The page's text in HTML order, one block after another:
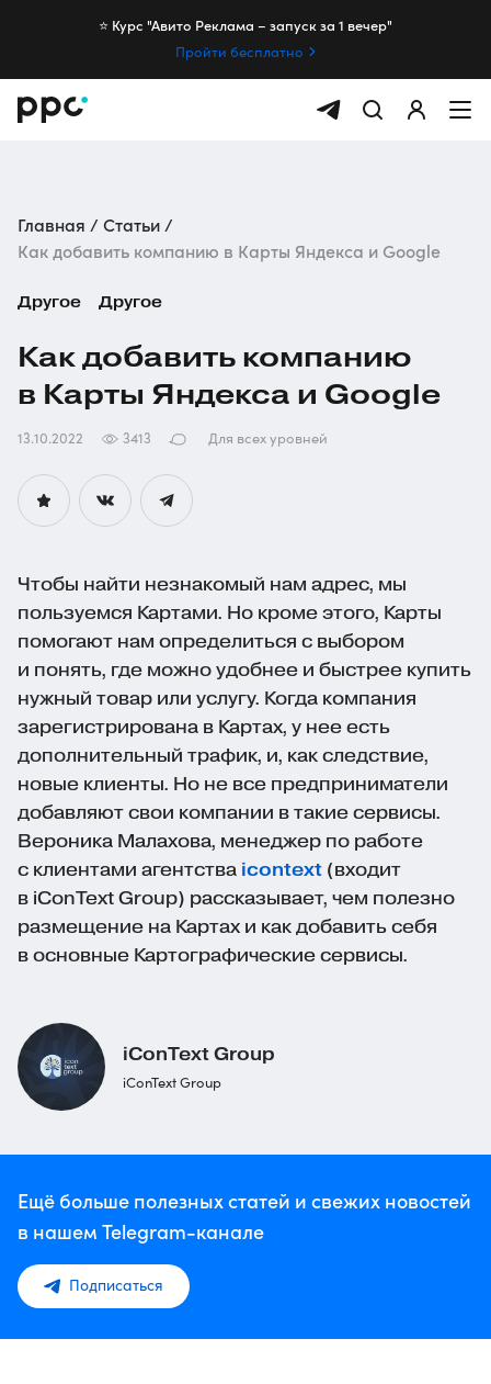
⭐️ Курс "Авито Реклама – запуск за 1 вечер"
Пройти бесплатно
Главная
Статьи
Как добавить компанию в Карты Яндекса и Google
Другое Другое
Как добавить компанию
в Карты Яндекса и Google
13.10.2022 3413 Для всех уровней
Чтобы найти незнакомый нам адрес, мы
пользуемся Картами. Но кроме этого, Карты
помогают нам определиться с выбором
и понять, где можно удобнее и быстрее купить
нужный товар или услугу. Когда компания
зарегистрирована в Картах, у нее есть
дополнительный трафик, и, как следствие,
новые клиенты. Но не все предприниматели
добавляют свои компании в такие сервисы.
Вероника Малахова, менеджер по работе
с клиентами агентства icontext (входит
в iConText Group) рассказывает, чем полезно
размещение на Картах и как добавить себя
в основные Картографические сервисы.
iConText Group
iConText Group
Ещё больше полезных статей и свежих новостей
в нашем Telegram-канале
Подписаться